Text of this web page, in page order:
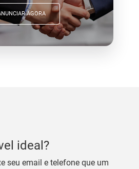
AGORA
ideal?
seu email e telefone que um